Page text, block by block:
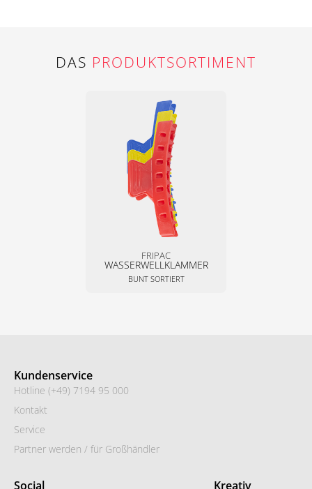
DAS PRODUKTSORTIMENT
FRIPAC
WASSERWELLKLAMMER
BUNT SORTIERT
Kundenservice
Hotline (+49) 7194 95 000
Kontakt
Service
Partner werden / für Großhändler
Social Kreativ